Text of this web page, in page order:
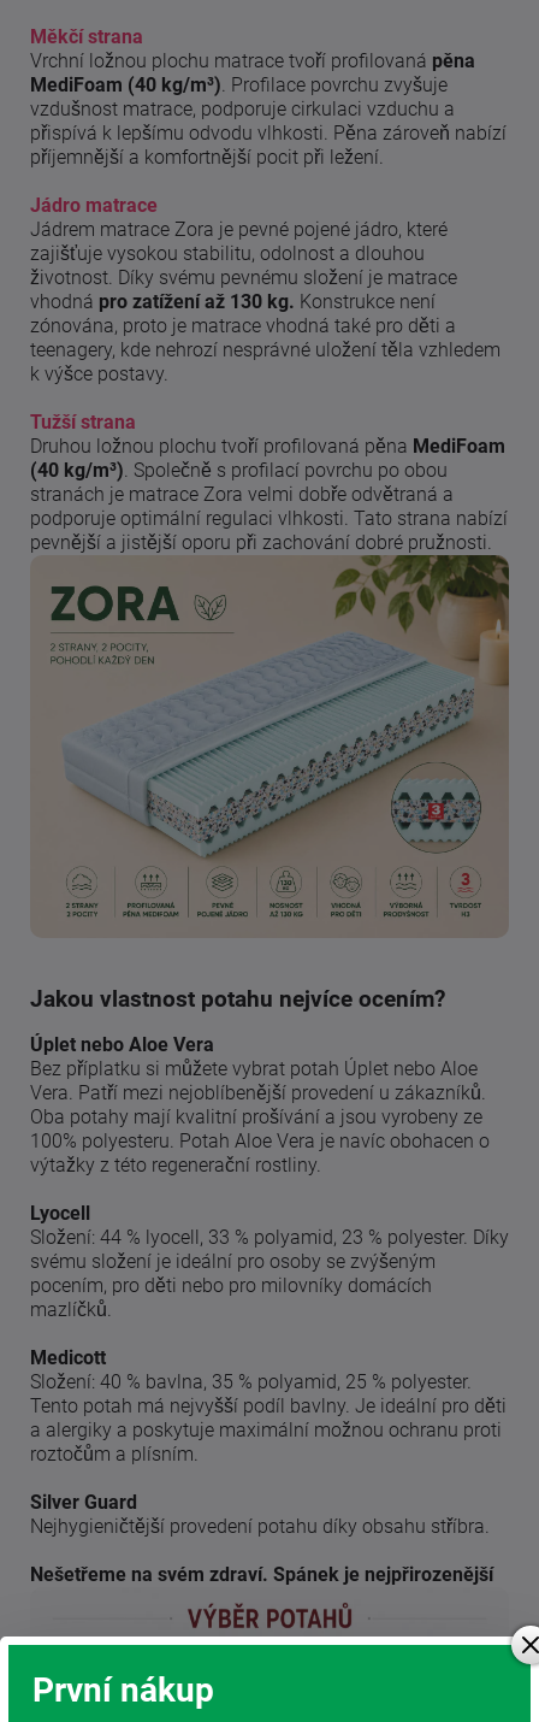
Měkčí strana
Vrchní ložnou plochu matrace tvoří profilovaná pěna
MediFoam (40 kg/m³) . Profilace povrchu zvyšuje
vzdušnost matrace, podporuje cirkulaci vzduchu a
přispívá k lepšímu odvodu vlhkosti. Pěna zároveň nabízí
příjemnější a komfortnější pocit při ležení.
Jádro matrace
Jádrem matrace Zora je pevné pojené jádro, které
zajišťuje vysokou stabilitu, odolnost a dlouhou
životnost. Díky svému pevnému složení je matrace
vhodná pro zatížení až 130 kg. Konstrukce není
zónována, proto je matrace vhodná také pro děti a
teenagery, kde nehrozí nesprávné uložení těla vzhledem
k výšce postavy.
Tužší strana
Druhou ložnou plochu tvoří profilovaná pěna MediFoam
(40 kg/m³) . Společně s profilací povrchu po obou
stranách je matrace Zora velmi dobře odvětraná a
podporuje optimální regulaci vlhkosti. Tato strana nabízí
pevnější a jistější oporu při zachování dobré pružnosti.
Jakou vlastnost potahu nejvíce ocením?
Úplet nebo Aloe Vera
Bez příplatku si můžete vybrat potah Úplet nebo Aloe
Vera. Patří mezi nejoblíbenější provedení u zákazníků.
Oba potahy mají kvalitní prošívání a jsou vyrobeny ze
100% polyesteru. Potah Aloe Vera je navíc obohacen o
výtažky z této regenerační rostliny.
Lyocell
Složení: 44 % lyocell, 33 % polyamid, 23 % polyester. Díky
svému složení je ideální pro osoby se zvýšeným
pocením, pro děti nebo pro milovníky domácích
mazlíčků.
Medicott
Složení: 40 % bavlna, 35 % polyamid, 25 % polyester.
Tento potah má nejvyšší podíl bavlny. Je ideální pro děti
a alergiky a poskytuje maximální možnou ochranu proti
roztočům a plísním.
Silver Guard
Nejhygieničtější provedení potahu díky obsahu stříbra.
Nešetřeme na svém zdraví. Spánek je nejpřirozenější
První nákup